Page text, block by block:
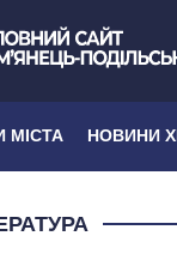
МІСТА НОВИНИ